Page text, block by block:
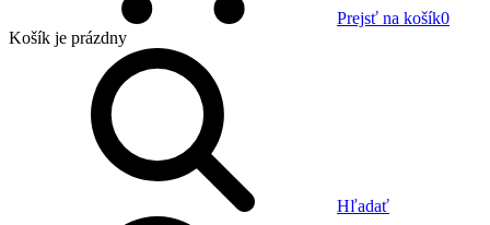
Prejsť na košík0
Košík je prázdny
Hľadať